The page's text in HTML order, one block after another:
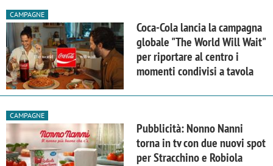
CAMPAGNE
Coca-Cola lancia la campagna
globale "The World Will Wait"
per riportare al centro i
momenti condivisi a tavola
CAMPAGNE
Pubblicità: Nonno Nanni
torna in tv con due nuovi spot
per Stracchino e Robiola